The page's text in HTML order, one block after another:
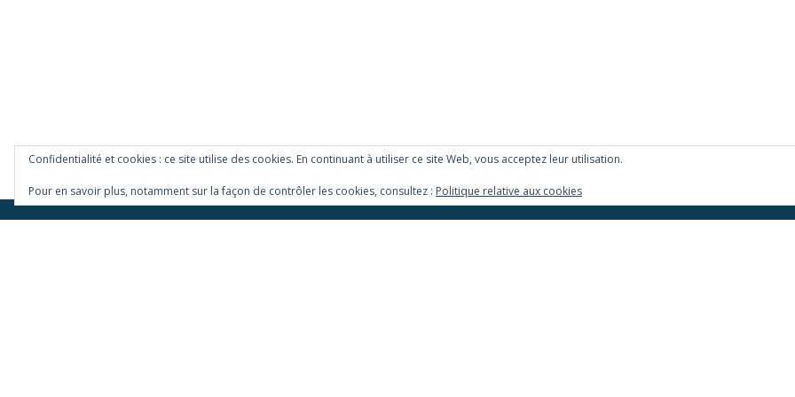
Confidentialité et cookies : ce site utilise des cookies. En continuant à utiliser ce site Web, vous acceptez leur utilisation.
Pour en savoir plus, notamment sur la façon de contrôler les cookies, consultez : Politique relative aux cookies